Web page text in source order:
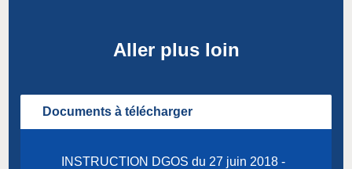
Aller plus loin
Documents à télécharger
INSTRUCTION DGOS du 27 juin 2018 -